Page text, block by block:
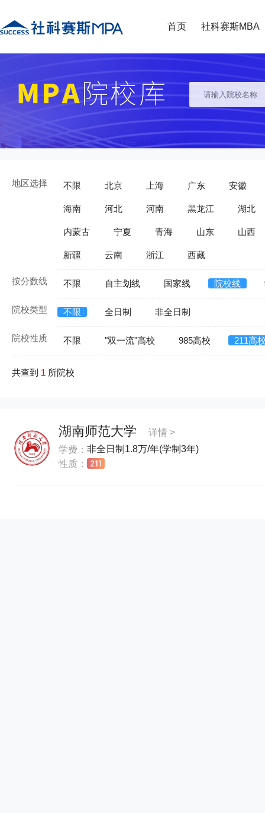
首页 社科赛斯MBA
地区选择 不限 北京 上海 广东 安徽
海南 河北 河南 黑龙江 湖北
内蒙古 宁夏 青海 山东 山西
新疆 云南 浙江 西藏
按分数线 不限 自主划线 国家线 院校线
院校类型 不限 全日制 非全日制
院校性质 不限 "双一流"高校 985高校 211高
共查到 1 所院校
湖南师范大学
详情 >
学费： 非全日制1.8万/年(学制3年)
性质：